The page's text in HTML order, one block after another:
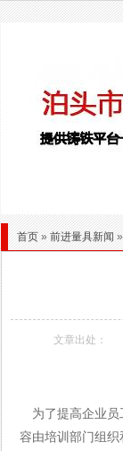
首页 »前进量具新闻 »
文章出处：
为了提高企业员
容由培训部门组